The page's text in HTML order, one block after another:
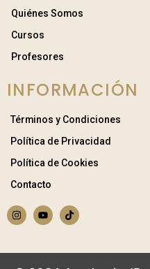
Quiénes Somos
Cursos
Profesores
INFORMACIÓN
Términos y Condiciones
Política de Privacidad
Política de Cookies
Contacto